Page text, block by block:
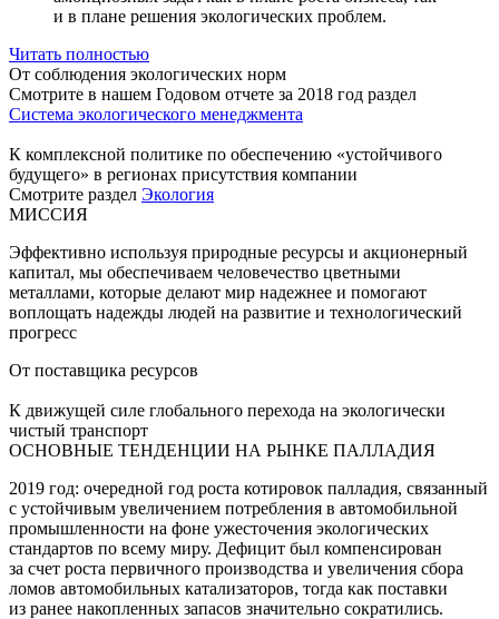
и в плане решения экологических проблем.
Читать полностью
От соблюдения экологических норм
Смотрите в нашем Годовом отчете за 2018 год раздел
Система экологического менеджмента
К комплексной политике по обеспечению «устойчивого
будущего» в регионах присутствия компании
Смотрите раздел Экология
МИССИЯ
Эффективно используя природные ресурсы и акционерный
капитал, мы обеспечиваем человечество цветными
металлами, которые делают мир надежнее и помогают
воплощать надежды людей на развитие и технологический
прогресс
От поставщика ресурсов
К движущей силе глобального перехода на экологически
чистый транспорт
ОСНОВНЫЕ ТЕНДЕНЦИИ НА РЫНКЕ ПАЛЛАДИЯ
2019 год: очередной год роста котировок палладия, связанный
с устойчивым увеличением потребления в автомобильной
промышленности на фоне ужесточения экологических
стандартов по всему миру. Дефицит был компенсирован
за счет роста первичного производства и увеличения сбора
ломов автомобильных катализаторов, тогда как поставки
из ранее накопленных запасов значительно сократились.